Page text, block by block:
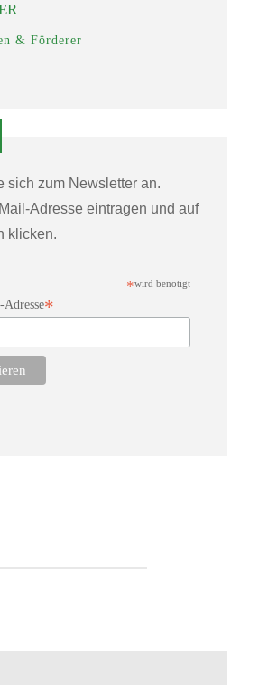
& Förderer
sich zum Newsletter an.
Adresse eintragen und auf
klicken.
*wird benötigt
*